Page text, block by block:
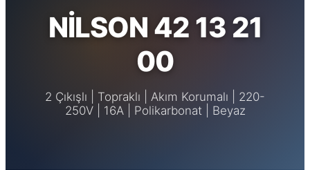
NİLSON 42 13 21
00
2 Çıkışlı | Topraklı | Akım Korumalı | 220-
250V | 16A | Polikarbonat | Beyaz